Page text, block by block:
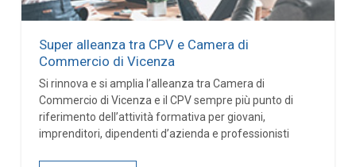
Super alleanza tra CPV e Camera di
Commercio di Vicenza
Si rinnova e si amplia l’alleanza tra Camera di
Commercio di Vicenza e il CPV sempre più punto di
riferimento dell’attività formativa per giovani,
imprenditori, dipendenti d’azienda e professionisti